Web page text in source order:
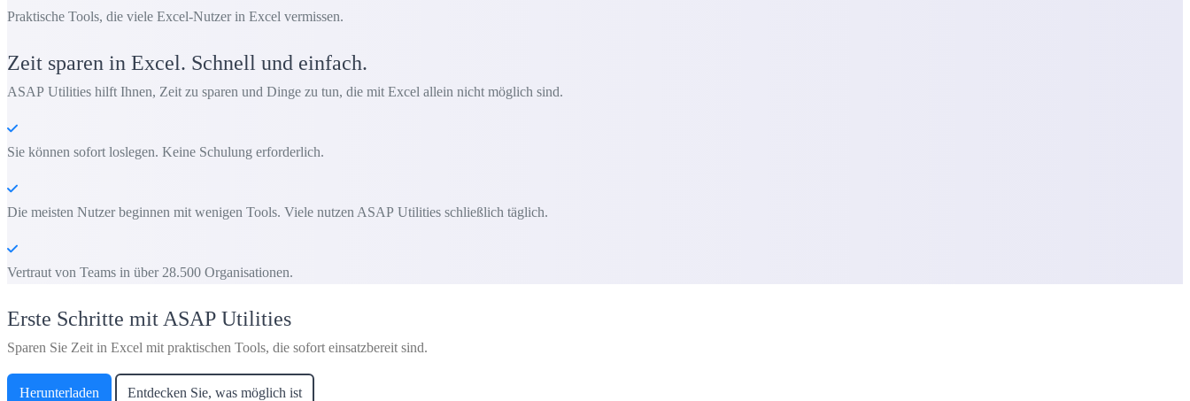
Praktische Tools, die viele Excel-Nutzer in Excel vermissen.
Zeit sparen in Excel. Schnell und einfach.
ASAP Utilities hilft Ihnen, Zeit zu sparen und Dinge zu tun, die mit Excel allein nicht möglich sind.
Sie können sofort loslegen. Keine Schulung erforderlich.
Die meisten Nutzer beginnen mit wenigen Tools. Viele nutzen ASAP Utilities schließlich täglich.
Vertraut von Teams in über 28.500 Organisationen.
Erste Schritte mit ASAP Utilities
Sparen Sie Zeit in Excel mit praktischen Tools, die sofort einsatzbereit sind.
Herunterladen Entdecken Sie, was möglich ist